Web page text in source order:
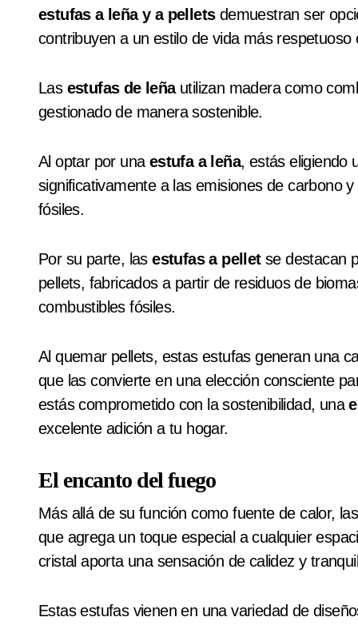
estufas a leña y a pelletsdemuestran ser
contribuyen a un estilo de vida más
Las estufas de leñautilizan madera como
gestionado de manera sostenible.
Al optar por una estufa a leña, estás eligiendo
significativamente a las emisiones de carbono
fósiles.
Por su parte, lasestufas a pelletse destacan
pellets, fabricados a partir de residuos de
combustibles fósiles.
Al quemar pellets, estas estufas generan una
que las convierte en una elección consciente
estás comprometido con la sostenibilidad, una
excelente adición a tu hogar.
El encanto del fuego
Más allá de su función como fuente de calor,
que agrega un toque especial a cualquier
cristal aporta una sensación de calidez y
Estas estufas vienen en una variedad de